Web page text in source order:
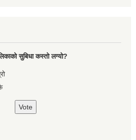
सुबिधा कस्तो लग्यो?